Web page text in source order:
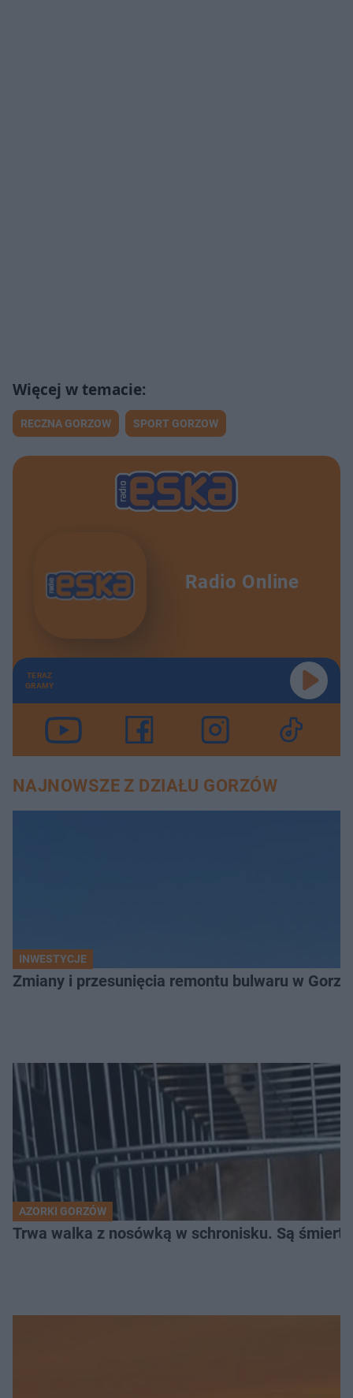
RECZNA GORZOW SPORT GORZOW
Radio Online
TERAZ
GRAMY
NAJNOWSZE Z DZIAŁU GORZÓW
INWESTYCJE
Zmiany i przesunięcia remontu bulwaru w
AZORKI GORZÓW
Trwa walka z nosówką w schronisku. Są